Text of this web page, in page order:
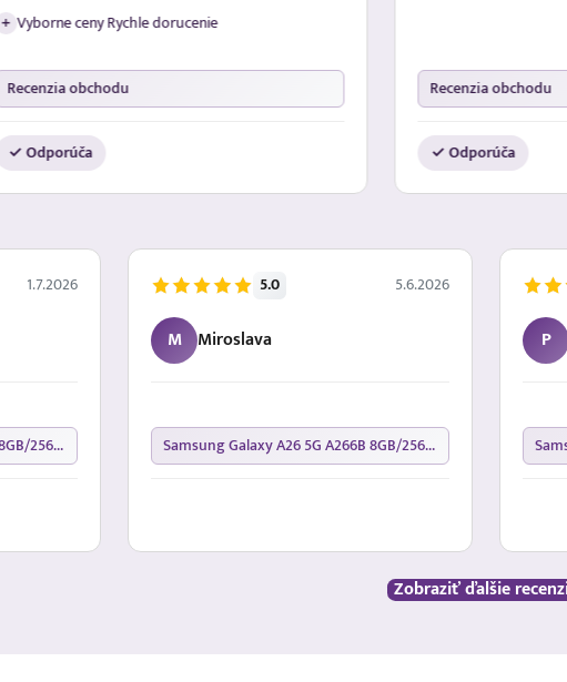
+ Vyborne ceny Rychle dorucenie
Recenzia obchodu
✓ Odporúča
Recenzia obchodu
✓ Odporúča
1.7.2026
Samsung Galaxy A26 5G A266B 8GB/256GB Black
5.0 5.6.2026
M Miroslava
Samsung Galaxy A26 5G A266B 8GB/256GB Black
P
Zobraziť ďalšie